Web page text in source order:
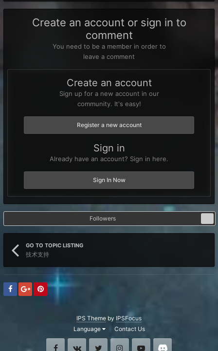
Create an account or sign in to
comment
You need to be a member in order to
leave a comment
Create an account
Sign up for a new account in our
community. It's easy!
Register a new account
Sign in
Already have an account? Sign in here.
Sign In Now
Followers
GO TO TOPIC LISTING
技术支持
IPS Theme by IPSFocus
Language
Contact Us
FacebookVK Twitter InstagramYoutube